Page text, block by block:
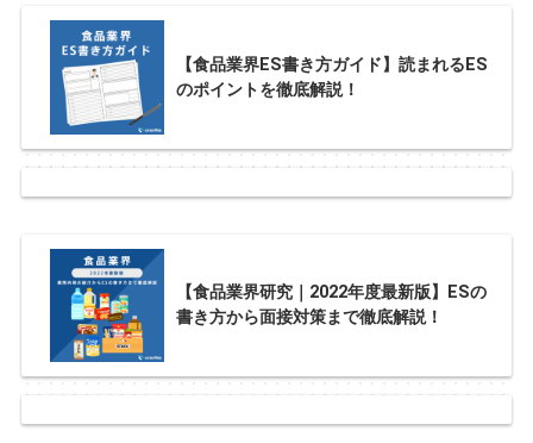
【食品業界ES書き方ガイド】読まれるES
のポイントを徹底解説！
【食品業界研究｜2022年度最新版】ESの
書き方から面接対策まで徹底解説！